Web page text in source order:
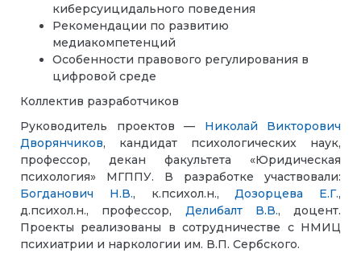
киберсуицидального поведения
Рекомендации по развитию
медиакомпетенций
Особенности правового регулирования в
цифровой среде
Коллектив разработчиков
Руководитель проектов — Николай Викторович
Дворянчиков, кандидат психологических наук,
профессор, декан факультета «Юридическая
психология» МГППУ. В разработке участвовали:
Богданович Н.В., к.психол.н.,Дозорцева Е.Г.,
д.психол.н., профессор, Делибалт В.В., доцент.
Проекты реализованы в сотрудничестве с НМИЦ
психиатрии и наркологии им. В.П. Сербского.